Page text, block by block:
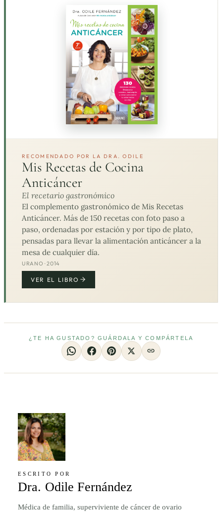
RECOMENDADO POR LA DRA. ODILE
Mis Recetas de Cocina
Anticáncer
El recetario gastronómico
El complemento gastronómico de Mis Recetas
Anticáncer. Más de 150 recetas con foto paso a
paso, ordenadas por estación y por tipo de plato,
pensadas para llevar la alimentación anticáncer a la
mesa de cualquier día.
URANO · 2014
VER EL LIBRO
¿TE HA GUSTADO? GUÁRDALA Y COMPÁRTELA
ESCRITO POR
Dra. Odile Fernández
Médica de familia, superviviente de cáncer de ovario